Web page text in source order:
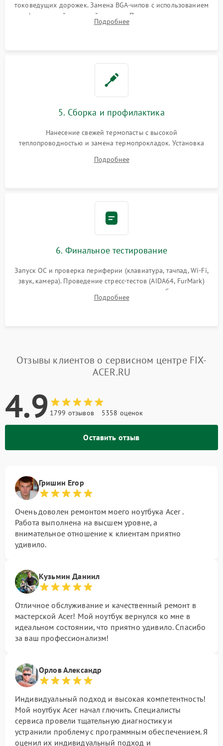
токоведущих дорожек. Замена BGA-чипов с использованием
инфракрасной паяльной станции. Прошивка микросхемы
BIOS или замена поврежденных портов USB
Подробнее
5. Сборка и профилактика
Нанесение свежей термопасты с высокой
теплопроводностью и замена термопрокладок. Установка
шлейфов, модулей памяти и накопителей. Предварительная
Подробнее
6. Финальное тестирование
Запуск ОС и проверка периферии (клавиатура, тачпад, Wi-Fi,
звук, камера). Проведение стресс-тестов (AIDA64, FurMark)
для контроля температурного режима и стабильности
системы под пиковой нагрузкой.
Подробнее
Отзывы клиентов о сервисном центре FIX-
ACER.RU
4.9 1799 отзывов 5358 оценок
Оставить отзыв
Гришин Егор
Очень доволен ремонтом моего ноутбука Acer .
Работа выполнена на высшем уровне, а
внимательное отношение к клиентам приятно
удивило.
Кузьмин Даниил
Отличное обслуживание и качественный ремонт в
мастерской Acer! Мой ноутбук вернулся ко мне в
идеальном состоянии, что приятно удивило. Спасибо
за ваш профессионализм!
Орлов Александр
Индивидуальный подход и высокая компетентность!
Мой ноутбук Acer начал глючить. Специалисты
сервиса провели тщательную диагностику и
устранили проблему с программным обеспечением. Я
оценил их индивидуальный подход и